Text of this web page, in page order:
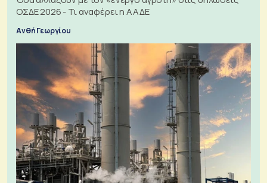
ΟΣΔΕ 2026 - Τι αναφέρει η ΑΑΔΕ
Ανθή Γεωργίου